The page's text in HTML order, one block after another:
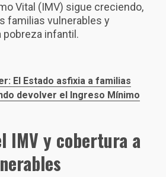
Vital (IMV) sigue creciendo,
familias vulnerables y
pobreza infantil.
El Estado asfixia a familias
devolver el Ingreso Mínimo
IMV y cobertura a